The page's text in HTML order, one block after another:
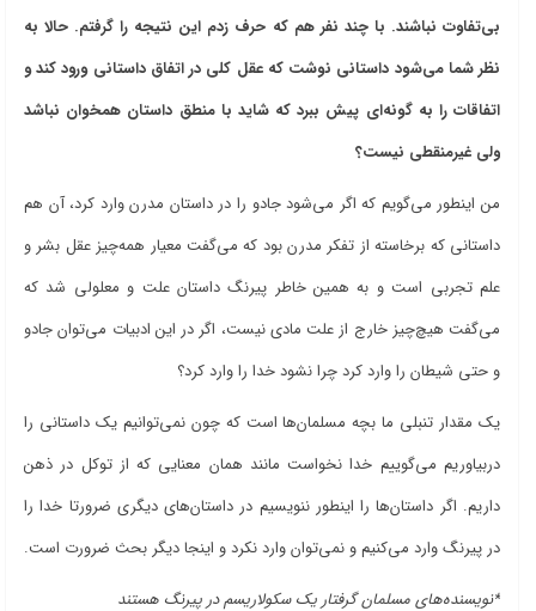
بی‌تفاوت نباشند. با چند نفر هم که حرف زدم این نتیجه را گرفتم. حالا به
نظر شما می‌شود داستانی نوشت که عقل کلی در اتفاق داستانی ورود کند و
اتفاقات را به گونه‌ای پیش ببرد که شاید با منطق داستان همخوان نباشد
ولی غیرمنقطی نیست؟
من اینطور می‌گویم که اگر می‌شود جادو را در داستان مدرن وارد کرد، آن هم
داستانی که برخاسته از تفکر مدرن بود که می‌گفت معیار همه‌چیز عقل بشر و
علم تجربی است و به همین خاطر پیرنگ داستان علت و معلولی شد که
می‌گفت هیچ‌چیز خارج از علت مادی نیست، اگر در این ادبیات می‌توان جادو
و حتی شیطان را وارد کرد چرا نشود خدا را وارد کرد؟
یک مقدار تنبلی ما بچه مسلمان‌ها است که چون نمی‌توانیم یک داستانی را
دربیاوریم می‌گوییم خدا نخواست مانند همان معنایی که از توکل در ذهن
داریم. اگر داستان‌ها را اینطور ننویسیم در داستان‌های دیگری ضرورتا خدا را
در پیرنگ وارد می‌کنیم و نمی‌توان وارد نکرد و اینجا دیگر بحث ضرورت است.
*نویسنده‌های مسلمان گرفتار یک سکولاریسم در پیرنگ هستند